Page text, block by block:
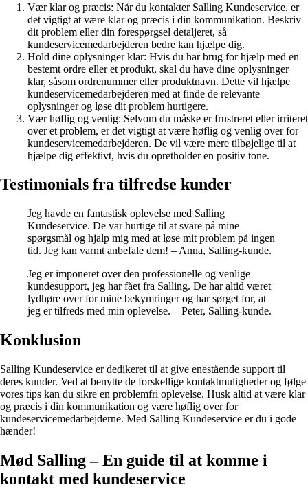
Vær klar og præcis: Når du kontakter Salling Kundeservice, er
det vigtigt at være klar og præcis i din kommunikation. Beskriv
dit problem eller din forespørgsel detaljeret, så
kundeservicemedarbejderen bedre kan hjælpe dig.
Hold dine oplysninger klar: Hvis du har brug for hjælp med en
bestemt ordre eller et produkt, skal du have dine oplysninger
klar, såsom ordrenummer eller produktnavn. Dette vil hjælpe
kundeservicemedarbejderen med at finde de relevante
oplysninger og løse dit problem hurtigere.
Vær høflig og venlig: Selvom du måske er frustreret eller irriteret
over et problem, er det vigtigt at være høflig og venlig over for
kundeservicemedarbejderen. De vil være mere tilbøjelige til at
hjælpe dig effektivt, hvis du opretholder en positiv tone.
Testimonials fra tilfredse kunder
Jeg havde en fantastisk oplevelse med Salling
Kundeservice. De var hurtige til at svare på mine
spørgsmål og hjalp mig med at løse mit problem på ingen
tid. Jeg kan varmt anbefale dem! – Anna, Salling-kunde.
Jeg er imponeret over den professionelle og venlige
kundesupport, jeg har fået fra Salling. De har altid været
lydhøre over for mine bekymringer og har sørget for, at
jeg er tilfreds med min oplevelse. – Peter, Salling-kunde.
Konklusion
Salling Kundeservice er dedikeret til at give enestående support til
deres kunder. Ved at benytte de forskellige kontaktmuligheder og følge
vores tips kan du sikre en problemfri oplevelse. Husk altid at være klar
og præcis i din kommunikation og være høflig over for
kundeservicemedarbejderne. Med Salling Kundeservice er du i gode
hænder!
Mød Salling – En guide til at komme i
kontakt med kundeservice